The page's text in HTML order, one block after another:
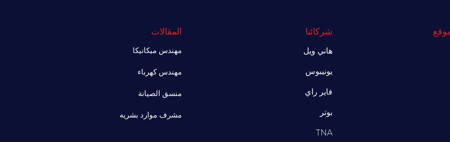
شركائنا
هاني ويل
يونيبوس
فاير راي
بوتر
TNA
المقالات
مهندس ميكانيكا
مهندس كهرباء
منسق الصيانة
مشرف موارد بشريه